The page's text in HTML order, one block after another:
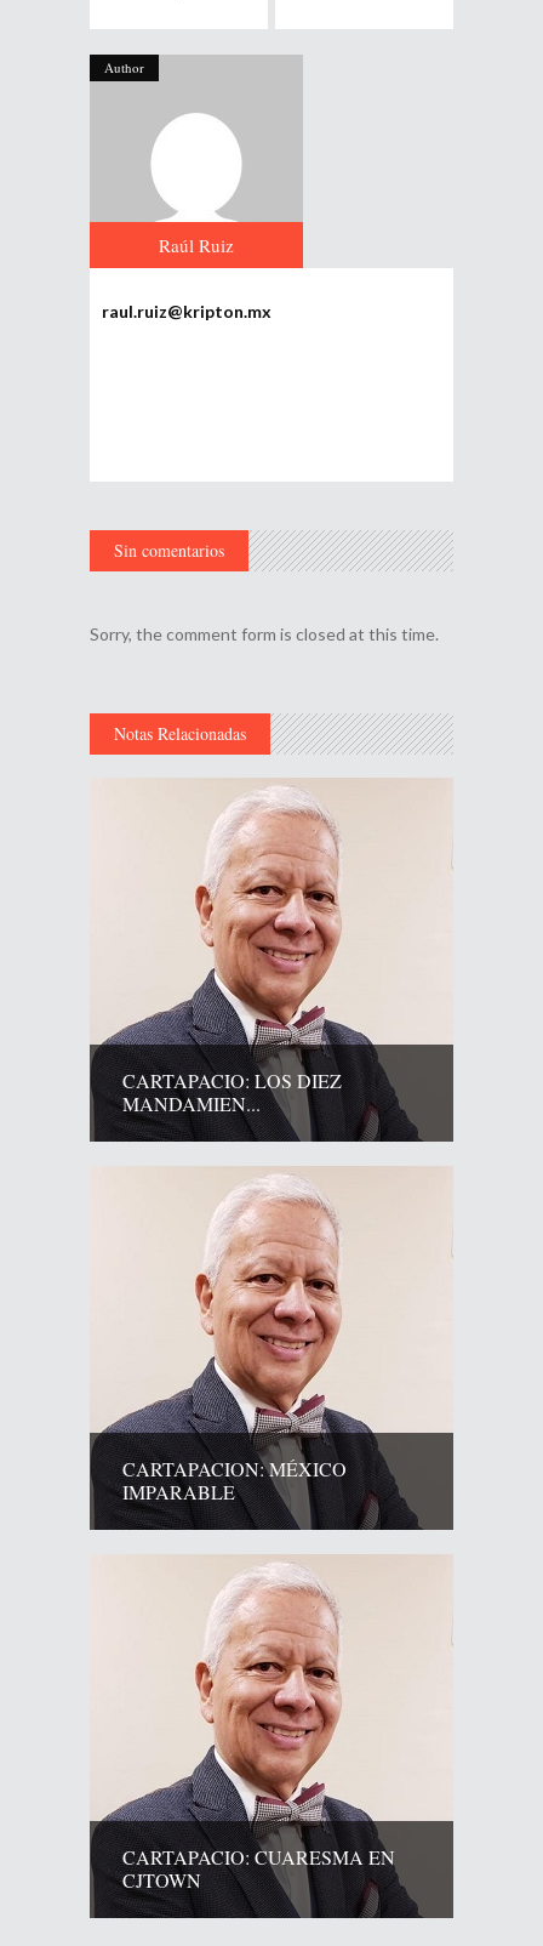
Author
Raúl Ruiz
raul.ruiz@kripton.mx
Sin comentarios
Sorry, the comment form is closed at this time.
Notas Relacionadas
CARTAPACIO: LOS DIEZ
MANDAMIEN...
CARTAPACION: MÉXICO
IMPARABLE
CARTAPACIO: CUARESMA EN
CJTOWN